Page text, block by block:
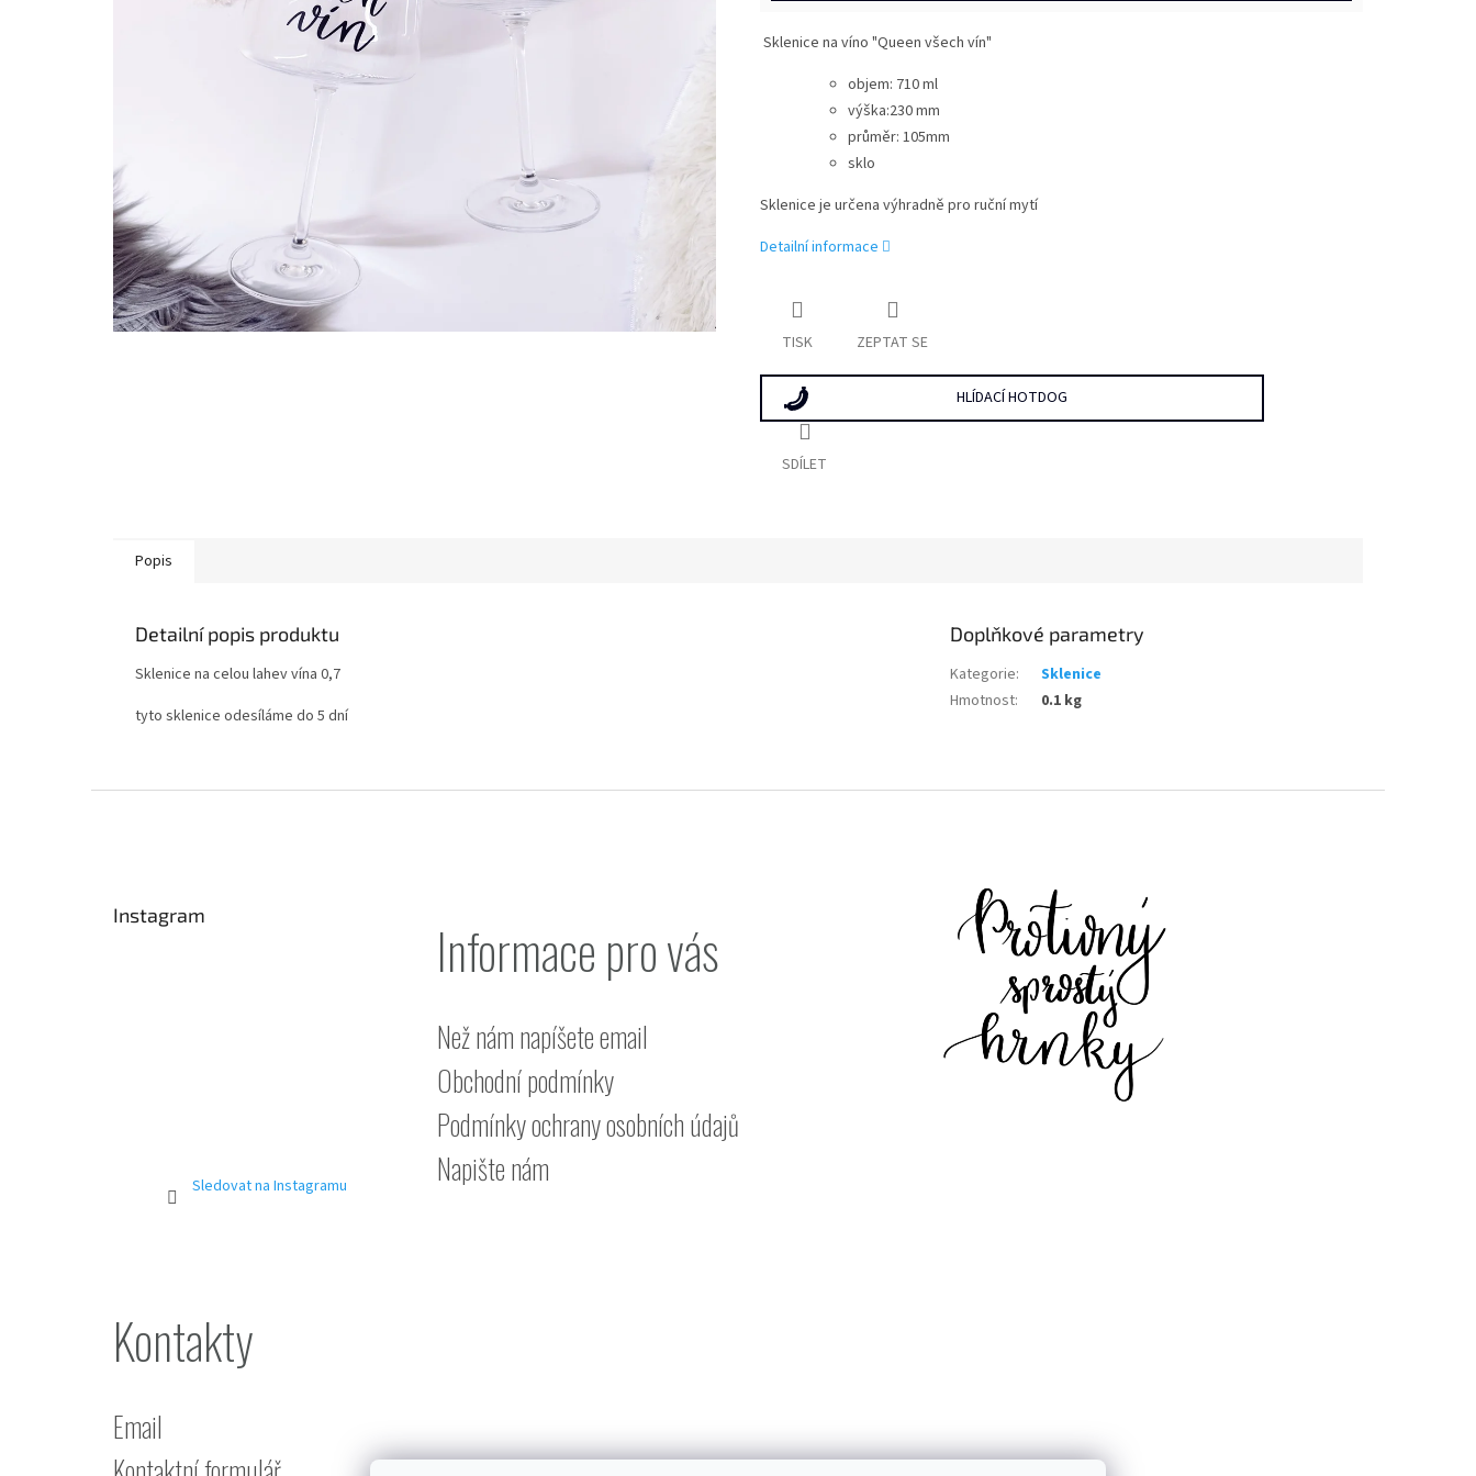
Sklenice na víno "Queen všech vín"
objem: 710 ml
výška:230 mm
průměr: 105mm
sklo
Sklenice je určena výhradně pro ruční mytí
Detailní informace
TISK ZEPTAT SE
HLÍDACÍ HOTDOG
SDÍLET
Popis
Detailní popis produktu
Sklenice na celou lahev vína 0,7
tyto sklenice odesíláme do 5 dní
Doplňkové parametry
Kategorie:
Sklenice
Hmotnost: 0.1 kg
Instagram
Sledovat na Instagramu
Informace pro vás
Než nám napíšete email
Obchodní podmínky
Podmínky ochrany osobních údajů
Napište nám
Kontakty
Email